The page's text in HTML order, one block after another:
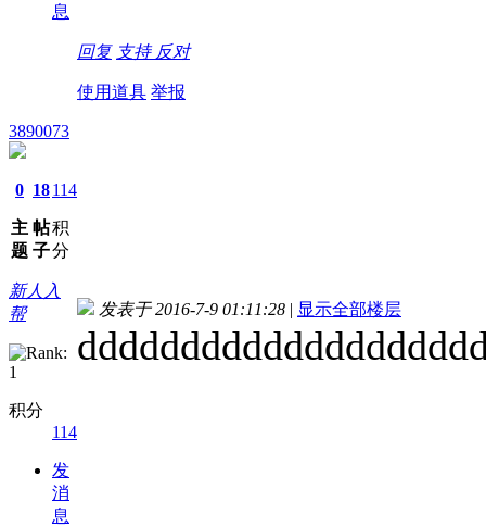
息
回复 支持 反对
使用道具 举报
3890073
0
主
题
18
帖
子
114
积
分
新人入
帮
积分
114
发
消
息
发表于 2016-7-9 01:11:28 | 显示全部楼层